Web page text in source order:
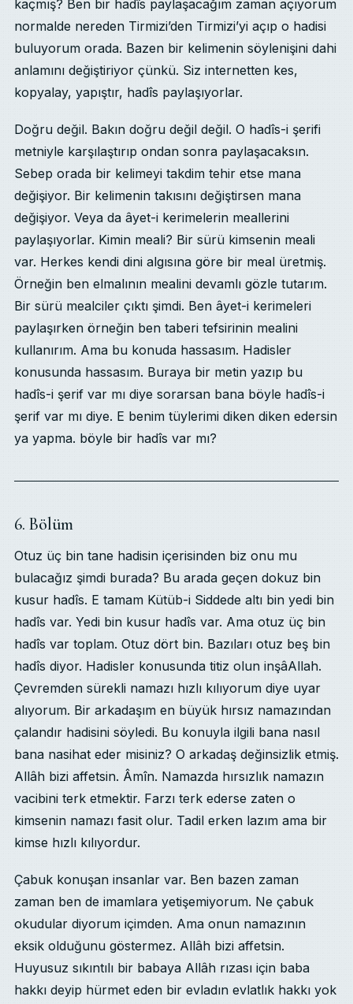
kaçmış? Ben bir hadîs paylaşacağım zaman açıyorum
normalde nereden Tirmizi’den Tirmizi’yi açıp o hadisi
buluyorum orada. Bazen bir kelimenin söylenişini dahi
anlamını değiştiriyor çünkü. Siz internetten kes,
kopyalay, yapıştır, hadîs paylaşıyorlar.
Doğru değil. Bakın doğru değil değil. O hadîs-i şerifi
metniyle karşılaştırıp ondan sonra paylaşacaksın.
Sebep orada bir kelimeyi takdim tehir etse mana
değişiyor. Bir kelimenin takısını değiştirsen mana
değişiyor. Veya da âyet-i kerimelerin meallerini
paylaşıyorlar. Kimin meali? Bir sürü kimsenin meali
var. Herkes kendi dini algısına göre bir meal üretmiş.
Örneğin ben elmalının mealini devamlı gözle tutarım.
Bir sürü mealciler çıktı şimdi. Ben âyet-i kerimeleri
paylaşırken örneğin ben taberi tefsirinin mealini
kullanırım. Ama bu konuda hassasım. Hadisler
konusunda hassasım. Buraya bir metin yazıp bu
hadîs-i şerif var mı diye sorarsan bana böyle hadîs-i
şerif var mı diye. E benim tüylerimi diken diken edersin
ya yapma. böyle bir hadîs var mı?
6. Bölüm
Otuz üç bin tane hadisin içerisinden biz onu mu
bulacağız şimdi burada? Bu arada geçen dokuz bin
kusur hadîs. E tamam Kütüb-i Siddede altı bin yedi bin
hadîs var. Yedi bin kusur hadîs var. Ama otuz üç bin
hadîs var toplam. Otuz dört bin. Bazıları otuz beş bin
hadîs diyor. Hadisler konusunda titiz olun inşâAllah.
Çevremden sürekli namazı hızlı kılıyorum diye uyar
alıyorum. Bir arkadaşım en büyük hırsız namazından
çalandır hadisini söyledi. Bu konuyla ilgili bana nasıl
bana nasihat eder misiniz? O arkadaş değinsizlik etmiş.
Allâh bizi affetsin. Âmîn. Namazda hırsızlık namazın
vacibini terk etmektir. Farzı terk ederse zaten o
kimsenin namazı fasit olur. Tadil erken lazım ama bir
kimse hızlı kılıyordur.
Çabuk konuşan insanlar var. Ben bazen zaman
zaman ben de imamlara yetişemiyorum. Ne çabuk
okudular diyorum içimden. Ama onun namazının
eksik olduğunu göstermez. Allâh bizi affetsin.
Huyusuz sıkıntılı bir babaya Allâh rızası için baba
hakkı deyip hürmet eden bir evladın evlatlık hakkı yok